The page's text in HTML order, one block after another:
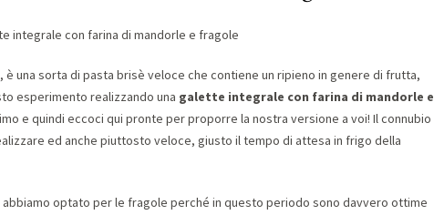
è una sorta di pasta brisè veloce che contiene un ripieno in genere di frutta,
esperimento realizzando una galette integrale con farina di mandorle e
e quindi eccoci qui pronte per proporre la nostra versione a voi! Il connubio
ed anche piuttosto veloce, giusto il tempo di attesa in frigo della
optato per le fragole perché in questo periodo sono davvero ottime